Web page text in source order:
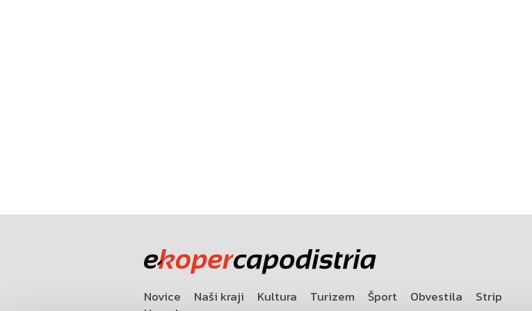
Novice Naši kraji Kultura Turizem Šport Obvestila
Strip